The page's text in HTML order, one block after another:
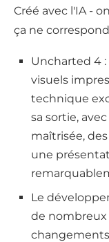
Créé avec l'IA -
ça ne
Uncharted 4
visuels
technique
sa sortie,
maîtrisée,
une
Le
de